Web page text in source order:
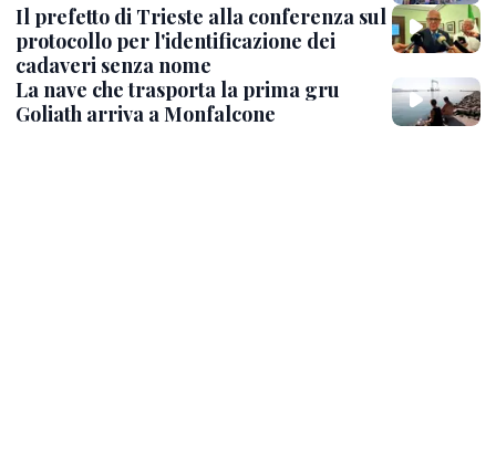
Il prefetto di Trieste alla conferenza sul
protocollo per l'identificazione dei
cadaveri senza nome
La nave che trasporta la prima gru
Goliath arriva a Monfalcone